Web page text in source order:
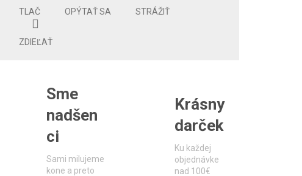
TLAČ OPÝTAŤ SA STRÁŽIŤ
ZDIEĽAŤ
Sme
nadšen
ci
Sami milujeme
kone a preto
Krásny
darček
Ku každej
objednávke
nad 100€